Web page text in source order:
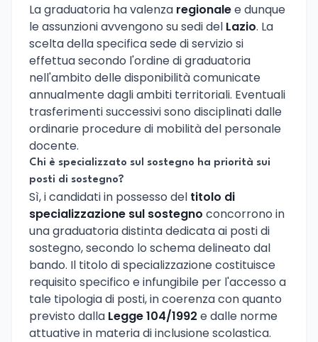
La graduatoria ha valenza regionalee dunque
le assunzioni avvengono su sedi del Lazio. La
scelta della specifica sede di servizio si
effettua secondo l'ordine di graduatoria
nell'ambito delle disponibilità comunicate
annualmente dagli ambiti territoriali. Eventuali
trasferimenti successivi sono disciplinati dalle
ordinarie procedure di mobilità del personale
docente.
Chi è specializzato sul sostegno ha priorità sui
posti di sostegno?
Sì, i candidati in possesso del titolo di
specializzazione sul sostegno concorrono in
una graduatoria distinta dedicata ai posti di
sostegno, secondo lo schema delineato dal
bando. Il titolo di specializzazione costituisce
requisito specifico e infungibile per l'accesso a
tale tipologia di posti, in coerenza con quanto
previsto dalla Legge 104/1992 e dalle norme
attuative in materia di inclusione scolastica.